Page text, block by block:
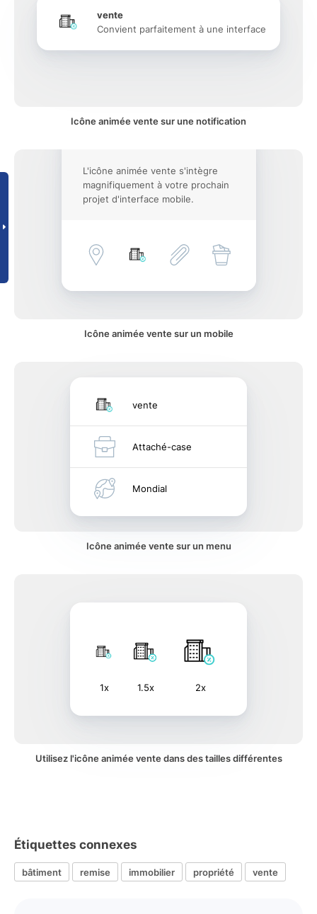
vente
Convient parfaitement à une interface
Icône animée vente sur une notification
L'icône animée vente s'intègre
magnifiquement à votre prochain
projet d'interface mobile.
Icône animée vente sur un mobile
vente
Attaché-case
Mondial
Icône animée vente sur un menu
1x 1.5x 2x
Utilisez l'icône animée vente dans des tailles différentes
Étiquettes connexes
bâtiment remise immobilier propriété vente